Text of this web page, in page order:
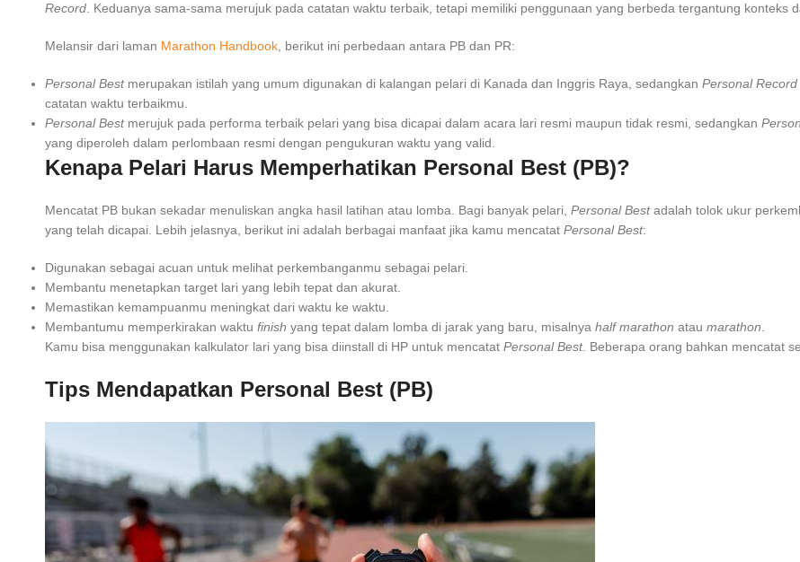
Record . Keduanya sama-sama merujuk pada catatan waktu terbaik, tetapi memiliki penggunaan yang berbeda tergantung konteks
Melansir dari laman Marathon Handbook , berikut ini perbedaan antara PB dan PR:
Personal Bestmerupakan istilah yang umum digunakan di kalangan pelari di Kanada dan Inggris Raya, sedangkan Personal Record
catatan waktu terbaikmu.
Personal Bestmerujuk pada performa terbaik pelari yang bisa dicapai dalam acara lari resmi maupun tidak resmi, sedangkan
yang diperoleh dalam perlombaan resmi dengan pengukuran waktu yang valid.
Kenapa Pelari Harus Memperhatikan Personal Best (PB)?
Mencatat PB bukan sekadar menuliskan angka hasil latihan atau lomba. Bagi banyak pelari, Personal Bestadalah tolok ukur
yang telah dicapai. Lebih jelasnya, berikut ini adalah berbagai manfaat jika kamu mencatat Personal Best:
Digunakan sebagai acuan untuk melihat perkembanganmu sebagai pelari.
Membantu menetapkan target lari yang lebih tepat dan akurat.
Memastikan kemampuanmu meningkat dari waktu ke waktu.
Membantumu memperkirakan waktu finish yang tepat dalam lomba di jarak yang baru, misalnya half marathon atau marathon
Kamu bisa menggunakan kalkulator lari yang bisa diinstall di HP untuk mencatat Personal Best. Beberapa orang bahkan mencatat
Tips Mendapatkan Personal Best (PB)